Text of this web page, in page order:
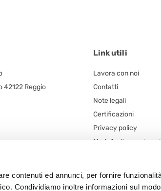
contenuti ed annunci, per fornire
Condividiamo inoltre informazioni sul
42122 Reggio
Link utili
Lavora con noi
Contatti
Note legali
Certificazioni
Privacy policy
Modello di
Procedura